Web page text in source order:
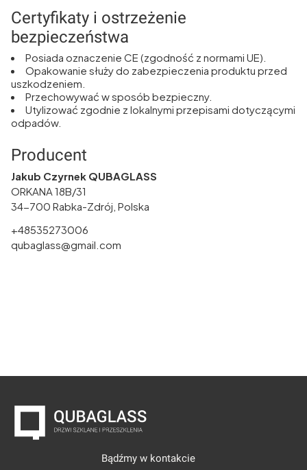
Certyfikaty i ostrzeżenie
bezpieczeństwa
Posiada oznaczenie CE (zgodność z normami UE).
Opakowanie służy do zabezpieczenia produktu przed
uszkodzeniem.
Przechowywać w sposób bezpieczny.
Utylizować zgodnie z lokalnymi przepisami dotyczącymi
odpadów.
Producent
Jakub Czyrnek QUBAGLASS
ORKANA 18B/31
34-700 Rabka-Zdrój, Polska
+48535273006
qubaglass@gmail.com
Bądźmy w kontakcie